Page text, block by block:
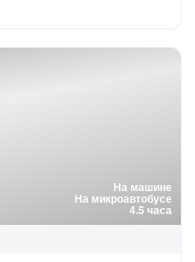
На машине
На микроавтобусе
4.5 часа